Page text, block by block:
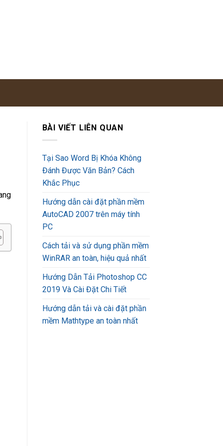
BÀI VIẾT LIÊN QUAN
Tại Sao Word Bị Khóa Không
Đánh Được Văn Bản? Cách
Khắc Phục
Hướng dẫn cài đặt phần mềm
AutoCAD 2007 trên máy tính
PC
Cách tải và sử dụng phần mềm
WinRAR an toàn, hiệu quả nhất
Hướng Dẫn Tải Photoshop CC
2019 Và Cài Đặt Chi Tiết
Hướng dẫn tải và cài đặt phần
mềm Mathtype an toàn nhất